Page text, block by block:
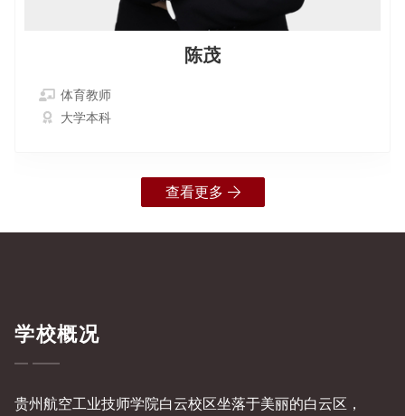
陈茂
体育教师
大学本科
查看更多
学校概况
贵州航空工业技师学院白云校区坐落于美丽的白云区，